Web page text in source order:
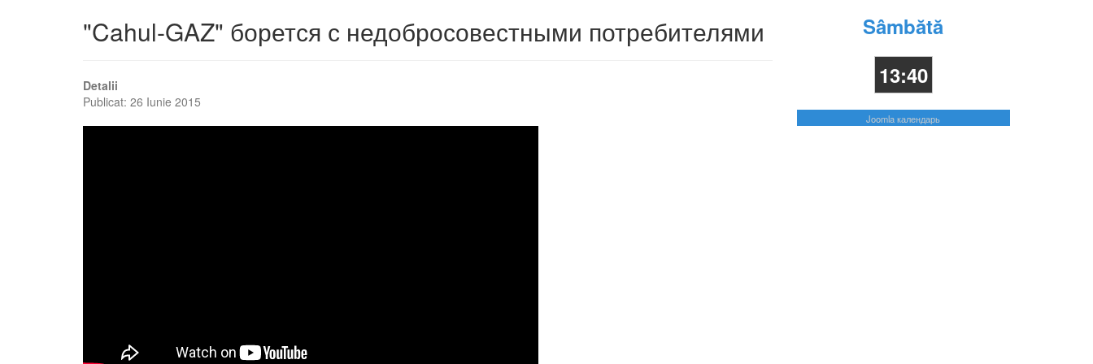
"Cahul-GAZ" борется с недобросовестными потребителями
Detalii
Publicat: 26 Iunie 2015
Sâmbătă
13:40
Joomla календарь